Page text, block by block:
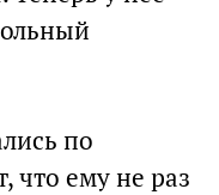
по
что ему не раз